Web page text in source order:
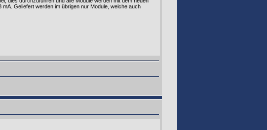
Geliefert werden im übrigen nur Module, welche auch